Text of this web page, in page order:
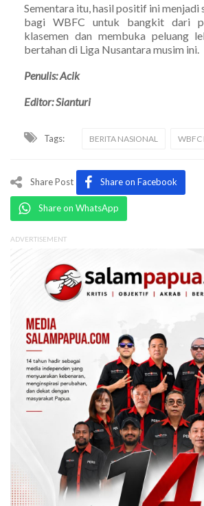
Sementara itu, hasil positif ini menjadi
bagi WBFC untuk bangkit dari
klasemen dan membuka peluang
bertahan di Liga Nusantara musim ini.
Penulis: Acik
Editor: Sianturi
Tags: BERITA NASIONAL
Share Post Share on Facebook
Share on WhatsApp
ADVERTISEMENT